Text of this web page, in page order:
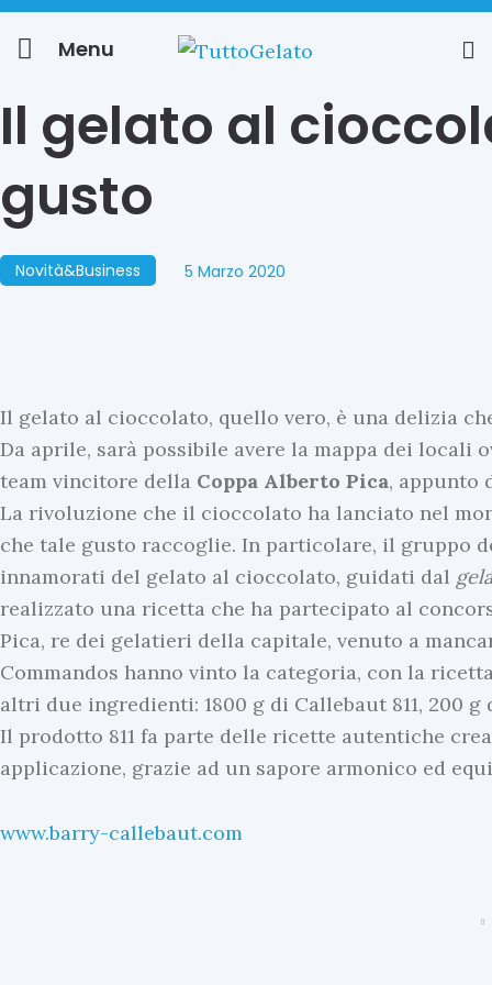
Menu
Il gelato al
gusto
Novità&Business 5 Marzo 2020
Il gelato al cioccolato, quello vero, è una delizia
Da aprile, sarà possibile avere la mappa dei
team vincitore della Coppa Alberto Pica, appunto
La rivoluzione che il cioccolato ha lanciato nel
che tale gusto raccoglie. In particolare, il gruppo
innamorati del gelato al cioccolato, guidati dal
realizzato una ricetta che ha partecipato al
Pica, re dei gelatieri della capitale, venuto a
Commandos hanno vinto la categoria, con la
altri due ingredienti: 1800 g di Callebaut 811, 200
Il prodotto 811 fa parte delle ricette autentiche
applicazione, grazie ad un sapore armonico ed
www.barry-callebaut.com
N
o
v
i
t
à